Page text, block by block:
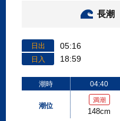
長潮
日出 05:16
日入 18:59
潮時
潮位
04:40
満潮
148cm